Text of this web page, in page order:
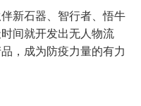
新石器、智行者、悟牛
间就开发出无人物流
，成为防疫力量的有力